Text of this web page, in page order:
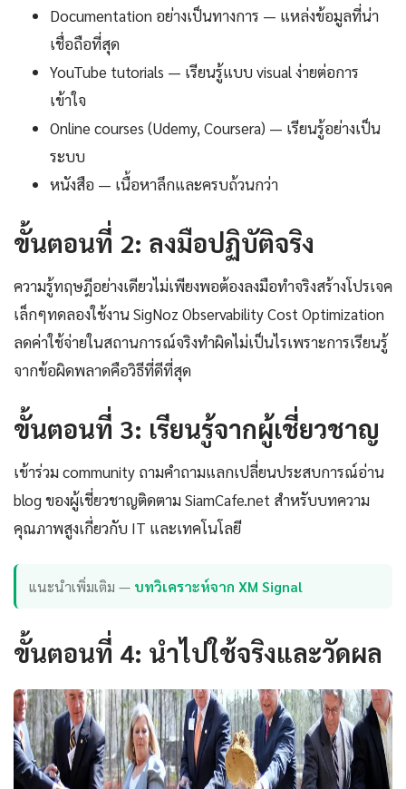
Documentation อย่างเป็นทางการ — แหล่งข้อมูลที่น่า
เชื่อถือที่สุด
YouTube tutorials — เรียนรู้แบบ visual ง่ายต่อการ
เข้าใจ
Online courses (Udemy, Coursera) — เรียนรู้อย่างเป็น
ระบบ
หนังสือ — เนื้อหาลึกและครบถ้วนกว่า
ขั้นตอนที่ 2: ลงมือปฏิบัติจริง
ความรู้ทฤษฎีอย่างเดียวไม่เพียงพอต้องลงมือทำจริงสร้างโปรเจค
เล็กๆทดลองใช้งาน SigNoz Observability Cost Optimization
ลดค่าใช้จ่ายในสถานการณ์จริงทำผิดไม่เป็นไรเพราะการเรียนรู้
จากข้อผิดพลาดคือวิธีที่ดีที่สุด
ขั้นตอนที่ 3: เรียนรู้จากผู้เชี่ยวชาญ
เข้าร่วม community ถามคำถามแลกเปลี่ยนประสบการณ์อ่าน
blog ของผู้เชี่ยวชาญติดตาม SiamCafe.net สำหรับบทความ
คุณภาพสูงเกี่ยวกับ IT และเทคโนโลยี
แนะนำเพิ่มเติม — บทวิเคราะห์จาก XM Signal
ขั้นตอนที่ 4: นำไปใช้จริงและวัดผล